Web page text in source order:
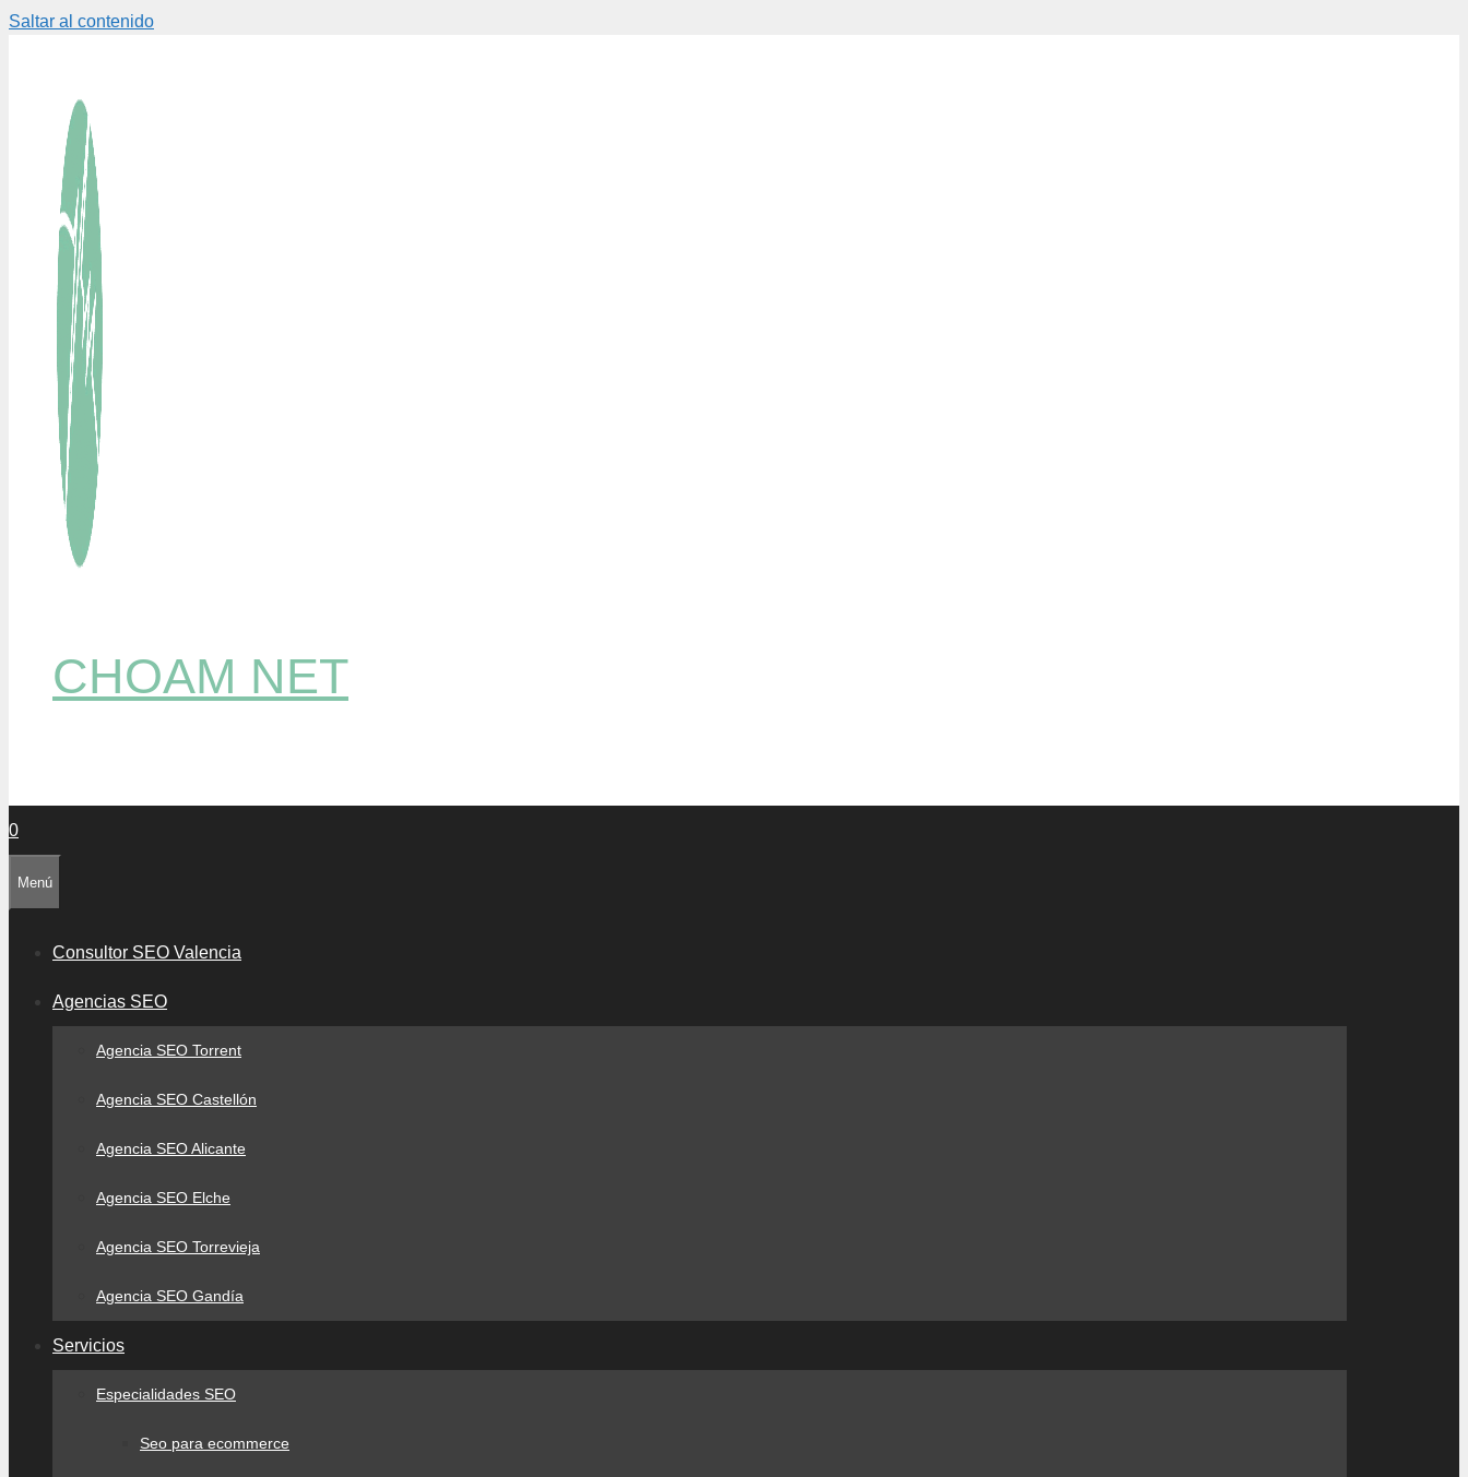
Saltar al contenido
CHOAM NET
0
Menú
Consultor SEO Valencia
Agencias SEO
Agencia SEO Torrent
Agencia SEO Castellón
Agencia SEO Alicante
Agencia SEO Elche
Agencia SEO Torrevieja
Agencia SEO Gandía
Servicios
Especialidades SEO
Seo para ecommerce